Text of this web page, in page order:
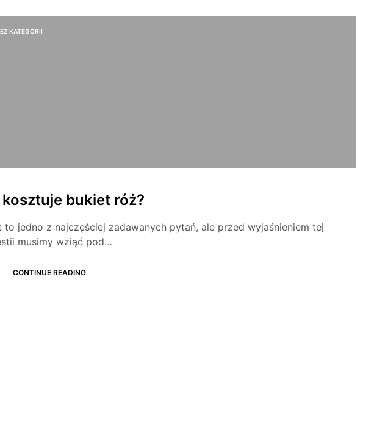
KATEGORII
kosztuje bukiet róż?
to jedno z najczęściej zadawanych pytań, ale przed wyjaśnieniem tej
musimy wziąć pod…
CONTINUE READING